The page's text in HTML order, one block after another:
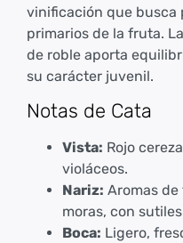
vinificación que busca
primarios de la fruta.
de roble aporta
su carácter juvenil.
Notas de Cata
Vista: Rojo
violáceos.
Nariz: Aromas
moras, con
Boca: Ligero,